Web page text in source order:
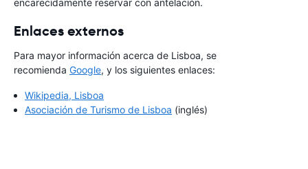
encarecidamente reservar con antelación.
Enlaces externos
Para mayor información acerca de Lisboa, se
recomienda Google, y los siguientes enlaces:
Wikipedia, Lisboa
Asociación de Turismo de Lisboa (inglés)